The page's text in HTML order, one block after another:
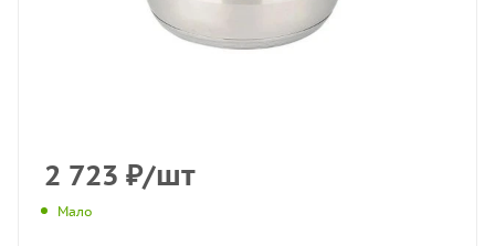
2 723 ₽/шт
Мало